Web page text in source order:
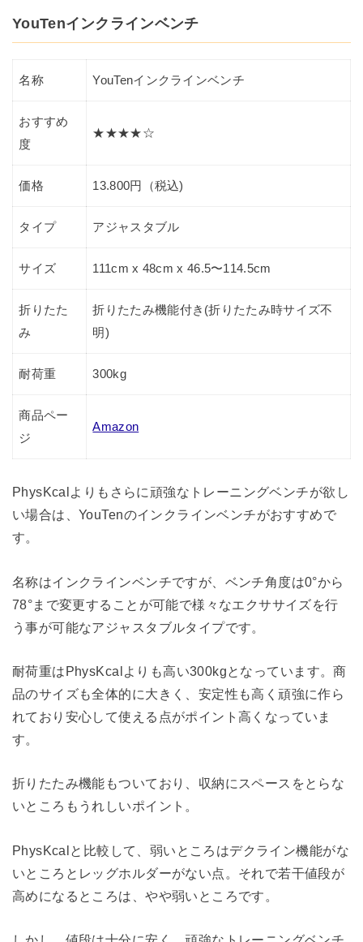
YouTenインクラインベンチ
名称 YouTenインクラインベンチ
おすすめ
度
★★★★☆
価格 13.800円（税込)
タイプ アジャスタブル
サイズ 111cm x 48cm x 46.5〜114.5cm
折りたた
み
折りたたみ機能付き(折りたたみ時サイズ不
明)
耐荷重 300kg
商品ペー
ジ
Amazon
PhysKcalよりもさらに頑強なトレーニングベンチが欲し
い場合は、YouTenのインクラインベンチがおすすめで
す。
名称はインクラインベンチですが、ベンチ角度は0°から
78°まで変更することが可能で様々なエクササイズを行
う事が可能なアジャスタブルタイプです。
耐荷重はPhysKcalよりも高い300kgとなっています。商
品のサイズも全体的に大きく、安定性も高く頑強に作ら
れており安心して使える点がポイント高くなっていま
す。
折りたたみ機能もついており、収納にスペースをとらな
いところもうれしいポイント。
PhysKcalと比較して、弱いところはデクライン機能がな
いところとレッグホルダーがない点。それで若干値段が
高めになるところは、やや弱いところです。